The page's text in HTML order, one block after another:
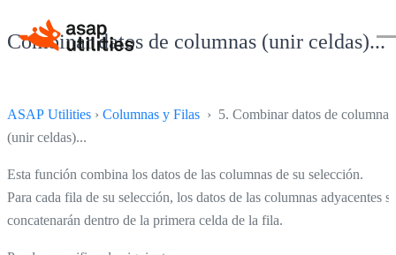
Combinar datos de columnas (unir celdas)...
ASAP Utilities › Columnas y Filas › 5. Combinar datos de columnas
(unir celdas)...
Esta función combina los datos de las columnas de su selección.
Para cada fila de su selección, los datos de las columnas adyacentes se
concatenarán dentro de la primera celda de la fila.